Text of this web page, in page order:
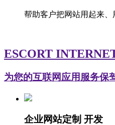
帮助客户把网站用起来、
ESCORT
为您的互联网应用服务保
企业网站定制 开发